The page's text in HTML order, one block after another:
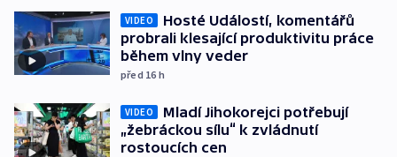
VIDEO
Hosté Událostí, komentářů
probrali klesající produktivitu práce
během vlny veder
před 16 h
VIDEO
Mladí Jihokorejci potřebují
„žebráckou sílu“ k zvládnutí
rostoucích cen